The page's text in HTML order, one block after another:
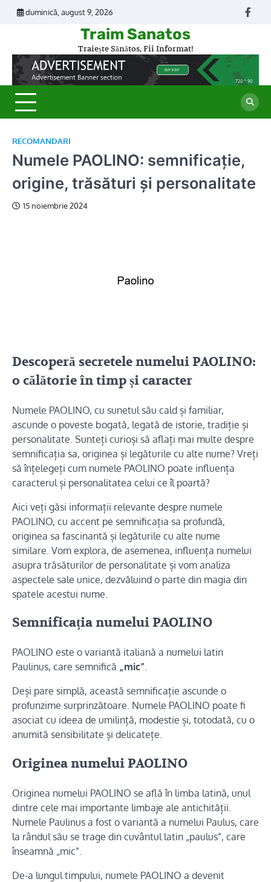
Skip
duminică, august 9, 2026
Traim Sanatos
Traiește Sănătos, Fii Informat!
RECOMANDARI
Numele PAOLINO: semnificație,
origine, trăsături și personalitate
15 noiembrie 2024
Descoperă secretele numelui PAOLINO:
o călătorie în timp și caracter
Numele PAOLINO, cu sunetul său cald și familiar,
ascunde o poveste bogată, legată de istorie, tradiție și
personalitate. Sunteți curioși să aflați mai multe despre
semnificația sa, originea și legăturile cu alte nume? Vreți
să înțelegeți cum numele PAOLINO poate influența
caracterul și personalitatea celui ce îl poartă?
Aici veți găsi informații relevante despre numele
PAOLINO, cu accent pe semnificația sa profundă,
originea sa fascinantă și legăturile cu alte nume
similare. Vom explora, de asemenea, influența numelui
asupra trăsăturilor de personalitate și vom analiza
aspectele sale unice, dezvăluind o parte din magia din
spatele acestui nume.
Semnificația numelui PAOLINO
PAOLINO este o variantă italiană a numelui latin
Paulinus, care semnifică „mic”.
Deși pare simplă, această semnificație ascunde o
profunzime surprinzătoare. Numele PAOLINO poate fi
asociat cu ideea de umilință, modestie și, totodată, cu o
anumită sensibilitate și delicatețe.
Originea numelui PAOLINO
Originea numelui PAOLINO se află în limba latină, unul
dintre cele mai importante limbaje ale antichității.
Numele Paulinus a fost o variantă a numelui Paulus, care
la rândul său se trage din cuvântul latin „paulus”, care
înseamnă „mic”.
De-a lungul timpului, numele PAOLINO a devenit